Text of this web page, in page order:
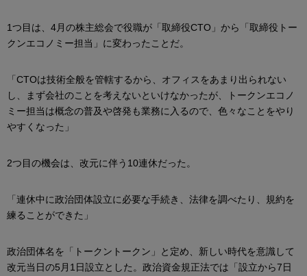
1つ目は、4月の株主総会で役職が「取締役CTO」から「取締役トー
クンエコノミー担当」に変わったことだ。
「CTOは技術全般を管轄するから、オフィスをあまり出られない
し、まず会社のことを考えないといけなかったが、トークンエコノ
ミー担当は概念の普及や啓発も業務に入るので、色々なことをやり
やすくなった」
2つ目の機会は、改元に伴う10連休だった。
「連休中に政治団体設立に必要な手続き、法律を調べたり、規約を
練ることができた」
政治団体名を「トークントークン」と定め、新しい時代を意識して
改元当日の5月1日設立とした。政治資金規正法では「設立から7日